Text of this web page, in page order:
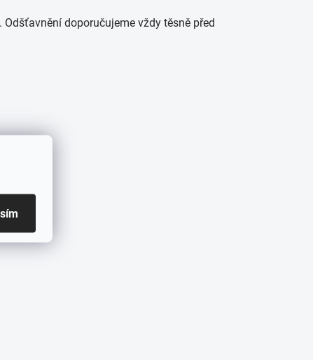
doporučujeme vždy těsně před